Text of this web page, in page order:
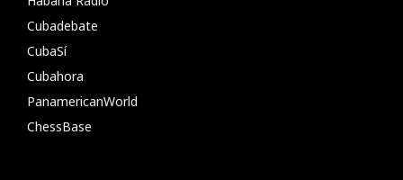
Cubadebate
CubaSí
Cubahora
PanamericanWorld
ChessBase